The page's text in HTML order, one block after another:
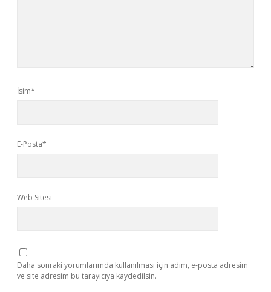
İsim*
E-Posta*
Web Sitesi
Daha sonraki yorumlarımda kullanılması için adım, e-posta adresim
ve site adresim bu tarayıcıya kaydedilsin.